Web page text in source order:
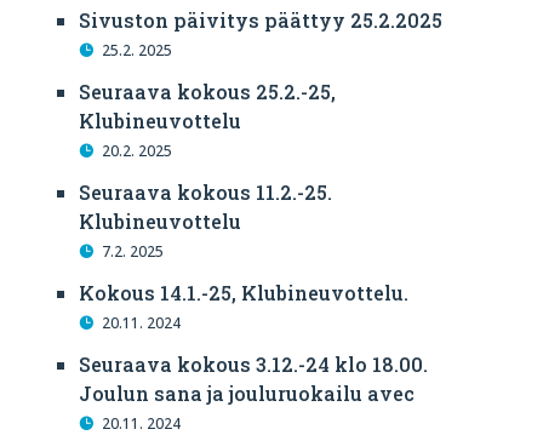
Sivuston päivitys päättyy 25.2.2025
25.2. 2025
Seuraava kokous 25.2.-25,
Klubineuvottelu
20.2. 2025
Seuraava kokous 11.2.-25.
Klubineuvottelu
7.2. 2025
Kokous 14.1.-25, Klubineuvottelu.
20.11. 2024
Seuraava kokous 3.12.-24 klo 18.00.
Joulun sana ja jouluruokailu avec
20.11. 2024